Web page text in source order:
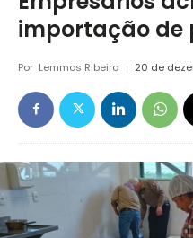
Amazônia
importação de
Por Lemmos Ribeiro 20 de